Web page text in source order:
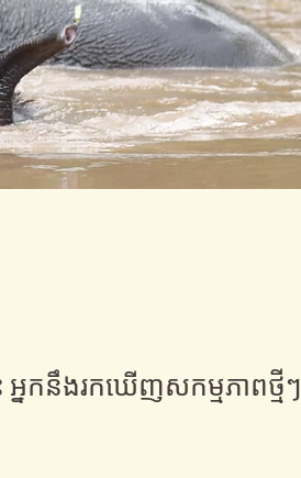
អ្នកនឹងរកឃើញសកម្មភាពថ្មីៗ